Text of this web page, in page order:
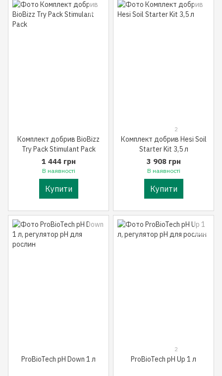
Комплект добрив BioBizz
Try Pack Stimulant Pack
1 444 грн
В наявності
Купити
2
Комплект добрив Hesi Soil
Starter Kit 3,5 л
3 908 грн
В наявності
Купити
ProBioTech pH Down 1 л
2
ProBioTech pH Up 1 л